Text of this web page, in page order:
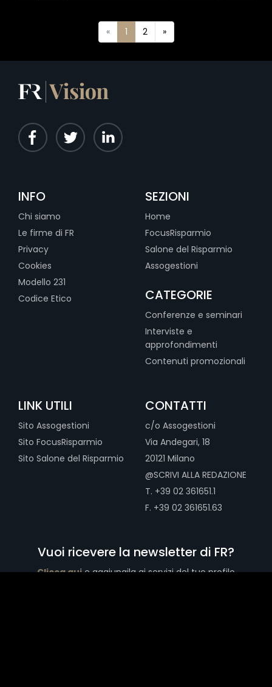
« 1 2 »
INFO
Chi siamo
Le firme di FR
Privacy
Cookies
Modello 231
Codice Etico
SEZIONI
Home
FocusRisparmio
Salone del Risparmio
Assogestioni
CATEGORIE
Conferenze e seminari
Interviste e
approfondimenti
Contenuti promozionali
LINK UTILI
Sito Assogestioni
Sito FocusRisparmio
Sito Salone del Risparmio
CONTATTI
c/o Assogestioni
Via Andegari, 18
20121 Milano
@SCRIVI ALLA REDAZIONE
T. +39 02 361651.1
F. +39 02 361651.63
Vuoi ricevere la newsletter di FR?
Clicca quie aggiungila ai servizi del tuo profilo